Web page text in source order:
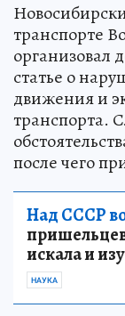
транспорте
организовал
статье о
движения и
транспорта.
после чего
Над СССР
искала и
НАУКА